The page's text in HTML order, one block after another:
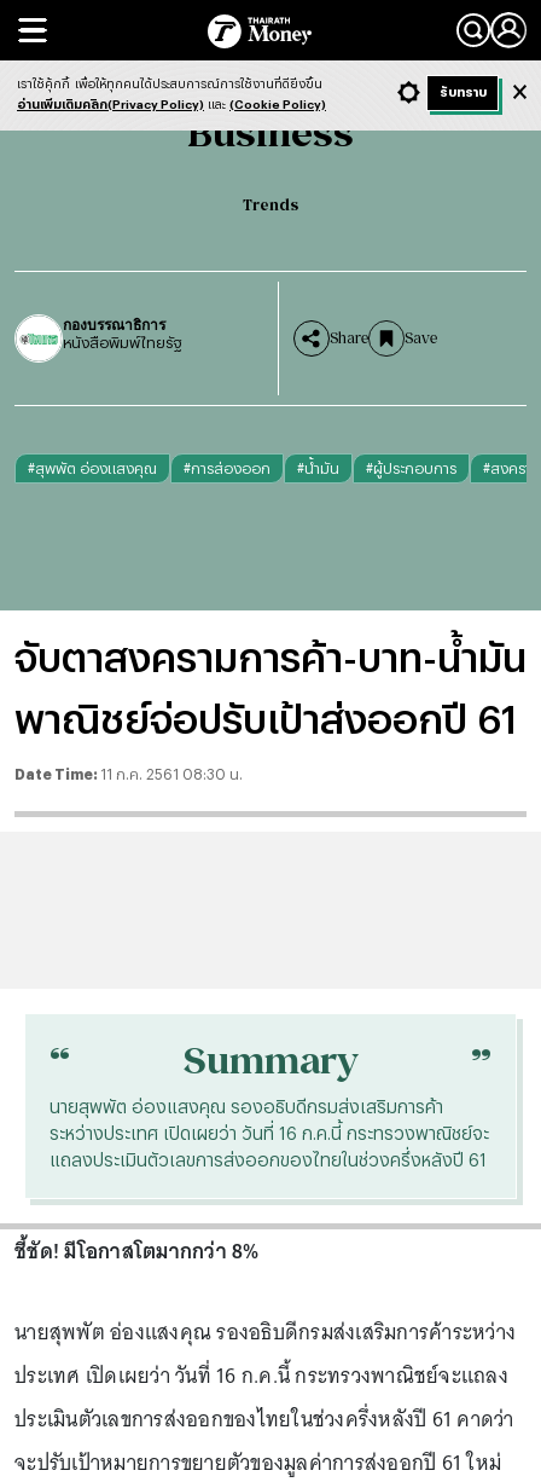
Search
Business Trends
Business
Trends
กองบรรณาธิการ
หนังสือพิมพ์ไทยรัฐ Share Save
#สุพพัต อ่องแสงคุณ #การส่องออก #น้ำมัน #ผู้ประกอบการ #สงครา
จับตาสงครามการค้า-บาท-น้ำมัน
พาณิชย์จ่อปรับเป้าส่งออกปี 61
Date Time: 11 ก.ค. 2561 08:30 น.
- ก + ก Dark ฟังข่าว
“ Summary “
นายสุพพัต อ่องแสงคุณ รองอธิบดีกรมส่งเสริมการค้า
ระหว่างประเทศ เปิดเผยว่า วันที่ 16 ก.ค.นี้ กระทรวงพาณิชย์จะ
แถลงประเมินตัวเลขการส่งออกของไทยในช่วงครึ่งหลังปี 61
ชี้ชัด! มีโอกาสโตมากกว่า 8%
นายสุพพัต อ่องแสงคุณ รองอธิบดีกรมส่งเสริมการค้าระหว่าง
ประเทศ เปิดเผยว่า วันที่ 16 ก.ค.นี้ กระทรวงพาณิชย์จะแถลง
ประเมินตัวเลขการส่งออกของไทยในช่วงครึ่งหลังปี 61 คาดว่า
จะปรับเป้าหมายการขยายตัวของมูลค่าการส่งออกปี 61 ใหม่
เราใช้คุ้กกี้ เพื่อให้ทุกคนได้ประสบการณ์การใช้งานที่ดียิ่งขึ้น
อ่านเพิ่มเติมคลิก(Privacy Policy) และ (Cookie Policy)
รับทราบ